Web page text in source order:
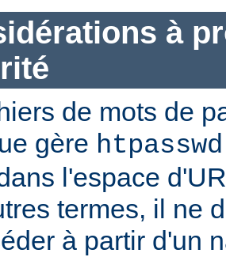
à
de mots de
gère htpasswd
l'espace
termes, il ne
à partir d'un